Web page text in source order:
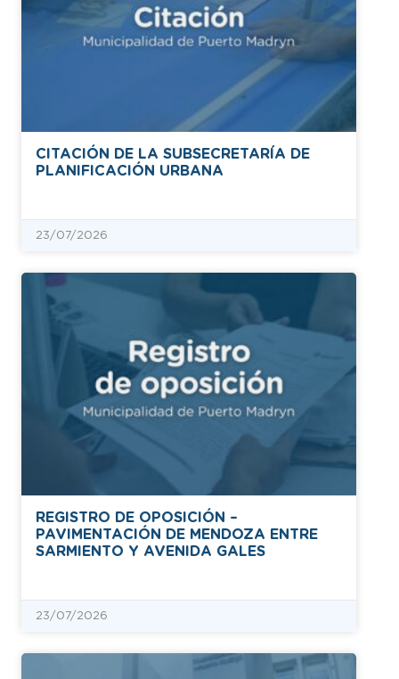
CITACIÓN DE LA SUBSECRETARÍA DE
PLANIFICACIÓN URBANA
23/07/2026
REGISTRO DE OPOSICIÓN –
PAVIMENTACIÓN DE MENDOZA ENTRE
SARMIENTO Y AVENIDA GALES
23/07/2026